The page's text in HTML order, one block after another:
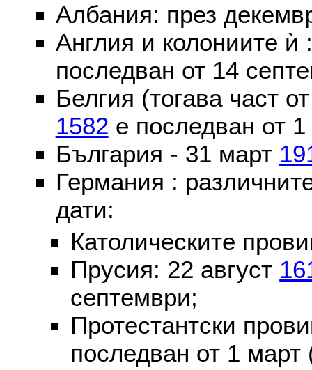
Албания: през
Англия и колониите
последван от 14
Белгия (тогава част
1582 е последван от
България - 31 март
Германия :
дати:
Католическите
Прусия: 22 август
септември;
Протестантски
последван от 1 март